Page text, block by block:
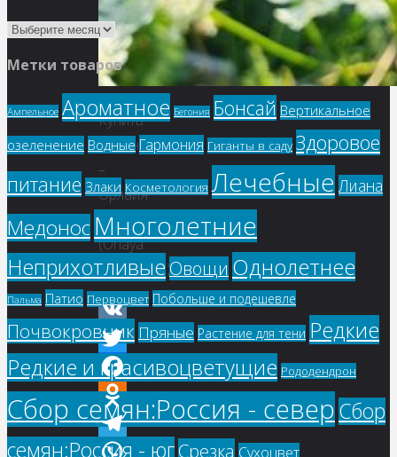
Купить
семена
–
Орлайя
крупноцветковая
(Orlaya
grandiflora)
VK
Twitter
Facebook
Odnoklassniki
Telegram
Метки товаров
Ампельное Ароматное Бегония Бонсай Вертикальное
озеленение Водные Гармония Гиганты в саду Здоровое
питание Злаки Косметология Лечебные Лиана
МедоносМноголетние
Неприхотливые Овощи Однолетнее
Пальма Патио Первоцвет Побольше и подешевле
Почвокровник Пряные Растение для тени Редкие
Редкие и красивоцветущие Рододендрон
Сбор семян:Россия - северСбор
семян:Россия - югСрезка Сухоцвет